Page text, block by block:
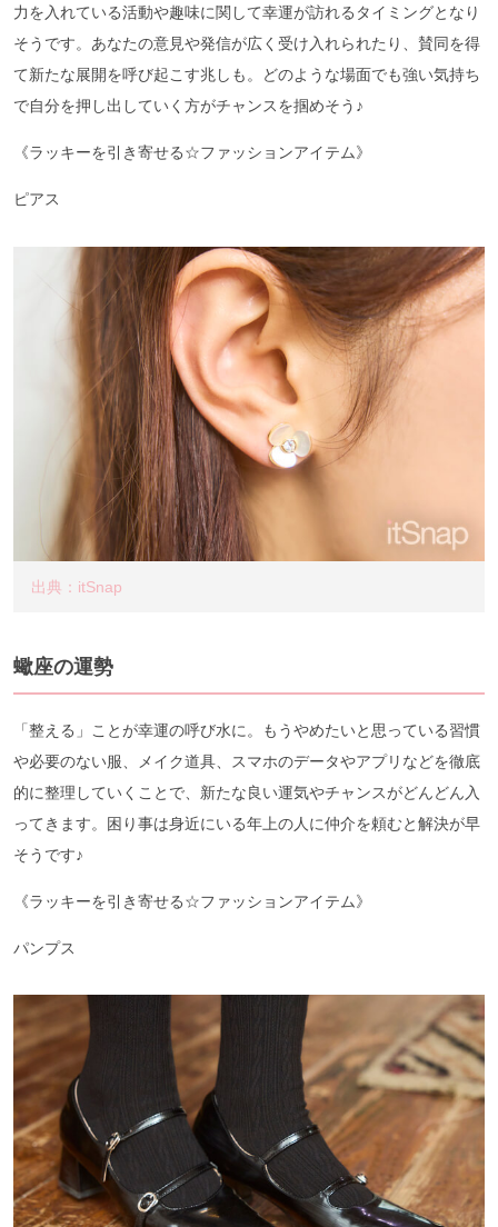
力を入れている活動や趣味に関して幸運が訪れるタイミングとなり
そうです。あなたの意見や発信が広く受け入れられたり、賛同を得
て新たな展開を呼び起こす兆しも。どのような場面でも強い気持ち
で自分を押し出していく方がチャンスを掴めそう♪
《ラッキーを引き寄せる☆ファッションアイテム》
ピアス
出典：itSnap
蠍座の運勢
「整える」ことが幸運の呼び水に。もうやめたいと思っている習慣
や必要のない服、メイク道具、スマホのデータやアプリなどを徹底
的に整理していくことで、新たな良い運気やチャンスがどんどん入
ってきます。困り事は身近にいる年上の人に仲介を頼むと解決が早
そうです♪
《ラッキーを引き寄せる☆ファッションアイテム》
パンプス